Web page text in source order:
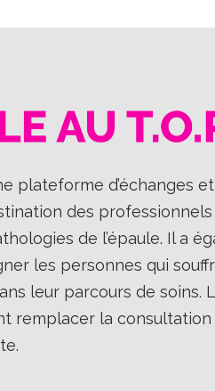
plateforme d’échanges
des
de l’épaule. Il a
les personnes qui
leur parcours de soins.
remplacer la consultation